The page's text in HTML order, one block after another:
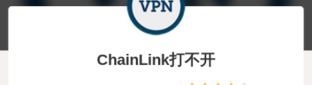
ChainLink打不开